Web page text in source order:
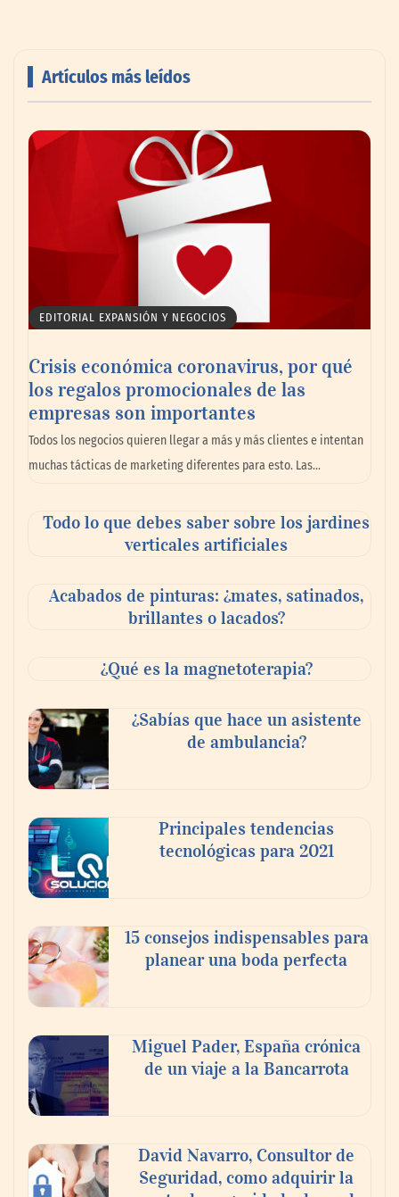
pisos deportivos para gimnasios en México
La llanta más cara puede ser la que menos
cuesta: Michelin lo demuestra ante notario
transición a la jornada de 40 horas? Guía
Reforestando con el Corazón regresa a
Sierra de Guadalupe
La cartera vencida hipotecaria aumenta al
México
Artículos más leídos
EDITORIAL EXPANSIÓN Y NEGOCIOS
Crisis económica coronavirus, por qué
los regalos promocionales de las
empresas son importantes
Todos los negocios quieren llegar a más y más clientes e intentan
muchas tácticas de marketing diferentes para esto. Las…
Todo lo que debes saber sobre los jardines
verticales artificiales
Acabados de pinturas: ¿mates, satinados,
brillantes o lacados?
¿Qué es la magnetoterapia?
¿Sabías que hace un asistente
de ambulancia?
Principales tendencias
tecnológicas para 2021
15 consejos indispensables para
planear una boda perfecta
Miguel Pader, España crónica
de un viaje a la Bancarrota
David Navarro, Consultor de
Seguridad, como adquirir la